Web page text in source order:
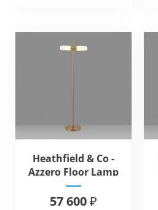
Heathfield & Co -
Azzero Floor Lamp
57 600 ₽